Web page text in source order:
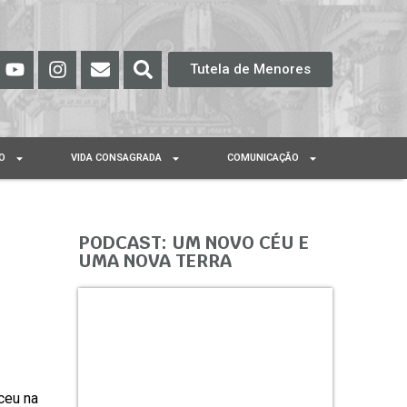
Tutela de Menores
VIDA CONSAGRADA COMUNICAÇÃO
na
PODCAST: UM NOVO CÉU E
UMA NOVA TERRA